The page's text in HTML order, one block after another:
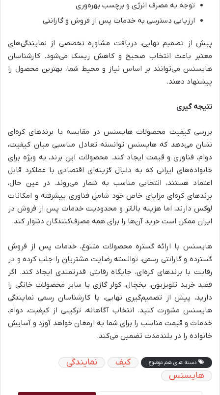
توجه به مصرف انرژی و برچسب بهره‌وری
ارزیابی دسترسی به خدمات پس از فروش و گارانتی
پیش از تصمیم نهایی، دریافت مشاوره تخصصی از نمایندگی‌های
معتبر باعث انتخاب صحیح و کاهش ریسک می‌شود. کارشناسان
هایسنس می‌توانند بر اساس نیاز و محیط شما، بهترین محصول را
پیشنهاد دهند.
نتیجه گیری
بررسی کیفیت محصولات هایسنس در مقایسه با برندهای کره‌ای
نشان می‌دهد که هایسنس توانسته تعادل مناسبی میان کیفیت،
دوام، فناوری و قیمت ایجاد کند. محصولات این برند، به ویژه برای
خانواده‌های ایرانی که به دنبال گزینه‌ای اقتصادی با عملکرد قابل
اعتماد هستند، انتخابی مناسب به شمار می‌روند. در عین حال،
برندهای کره‌ای مزایای خاص خود شامل فناوری پیشرفته و امکانات
لوکس دارند، اما هزینه بالاتر و محدودیت خدمات پس از فروش در
ایران ممکن است خرید آن‌ها را برای همه مصرف‌کنندگان دشوار کند.
هایسنس با ارائه گستره محصولات متنوع، خدمات پس از فروش
گسترده و گارانتی رسمی، توانسته رضایت مشتریان را جلب کرده و در
رقابت با برندهای کره‌ای، جایگاه رقابتی قدرتمندی ایجاد کند. اگر
قصد خرید تلویزیون، یخچال، کولر گازی یا سایر محصولات خانگی را
دارید، پیش از تصمیم‌گیری نهایی، با کارشناسان رسمی نمایندگی
هایسنس مشورت کنید. انتخاب آگاهانه، ترکیبی از کیفیت، دوام،
خدمات و قیمت مناسب را برای شما به ارمغان خواهد آورد و آسایش
خانواده را در بلندمدت تضمین می‌کند.
دسته های هم موضوع کیف
نمایندگی
هایسنس